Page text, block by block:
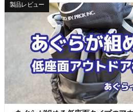
製品レビュー